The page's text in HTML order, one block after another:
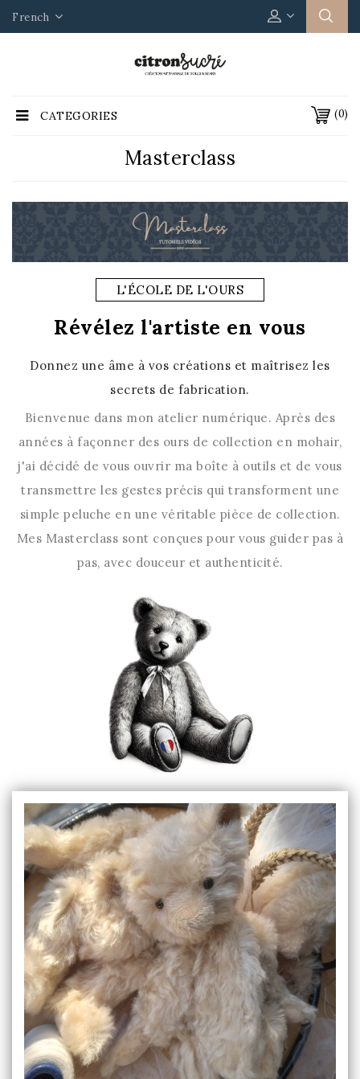
French
(0)
CATEGORIES
Masterclass
L'ÉCOLE DE L'OURS
Révélez l'artiste en vous
Donnez une âme à vos créations et maîtrisez les
secrets de fabrication.
Bienvenue dans mon atelier numérique. Après des
années à façonner des ours de collection en mohair,
j'ai décidé de vous ouvrir ma boîte à outils et de vous
transmettre les gestes précis qui transforment une
simple peluche en une véritable pièce de collection.
Mes Masterclass sont conçues pour vous guider pas à
pas, avec douceur et authenticité.